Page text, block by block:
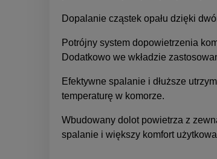
Dopalanie cząstek opału dzięki
Potrójny system dopowietrzenia
Dodatkowo we wkładzie
Efektywne spalanie i dłuższe
temperaturę w komorze.
Wbudowany dolot powietrza z
spalanie i większy komfort